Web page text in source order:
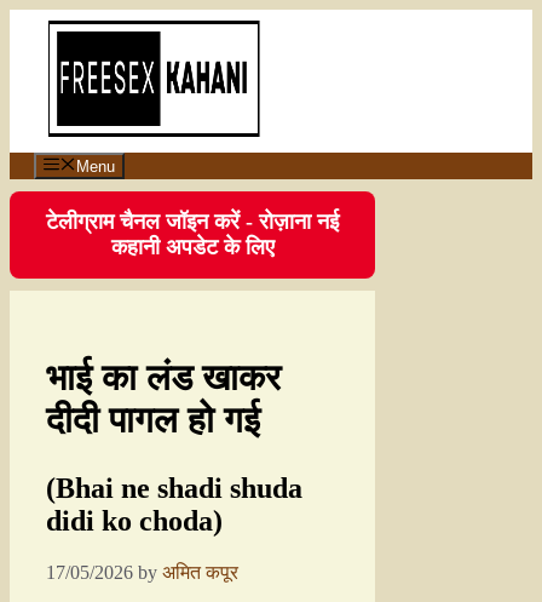
Menu
टेलीग्राम चैनल जॉइन करें - रोज़ाना नई
कहानी अपडेट के लिए
भाई का लंड खाकर
दीदी पागल हो गई
(Bhai ne shadi shuda
didi ko choda)
17/05/2026 by अमित कपूर